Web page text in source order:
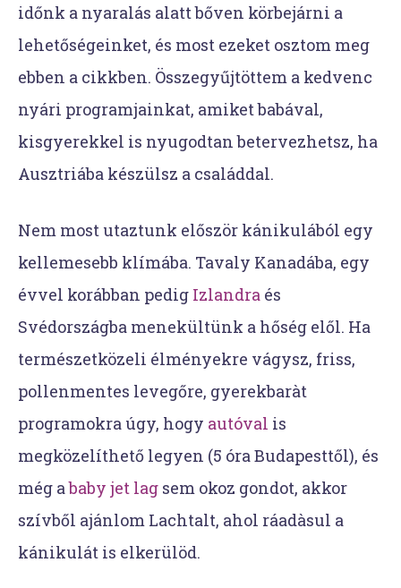
időnk a nyaralás alatt bőven körbejárni a
lehetőségeinket, és most ezeket osztom meg
ebben a cikkben. Összegyűjtöttem a kedvenc
nyári programjainkat, amiket babával,
kisgyerekkel is nyugodtan betervezhetsz, ha
Ausztriába készülsz a családdal.
Nem most utaztunk először kánikulából egy
kellemesebb klímába. Tavaly Kanadába, egy
évvel korábban pedig Izlandra és
Svédországba menekültünk a hőség elől. Ha
természetközeli élményekre vágysz, friss,
pollenmentes levegőre, gyerekbaràt
programokra úgy, hogy autóval is
megközelíthető legyen (5 óra Budapesttől), és
még ababy jet lag sem okoz gondot, akkor
szívből ajánlom Lachtalt, ahol ráadàsul a
kánikulát is elkerülöd.